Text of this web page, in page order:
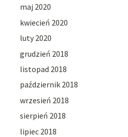
maj 2020
kwiecień 2020
luty 2020
grudzień 2018
listopad 2018
październik 2018
wrzesień 2018
sierpień 2018
lipiec 2018